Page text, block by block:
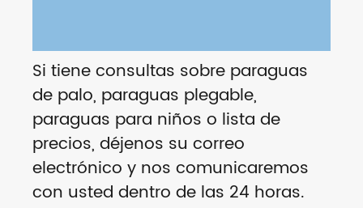
Si tiene consultas sobre paraguas
de palo, paraguas plegable,
paraguas para niños o lista de
precios, déjenos su correo
electrónico y nos comunicaremos
con usted dentro de las 24 horas.